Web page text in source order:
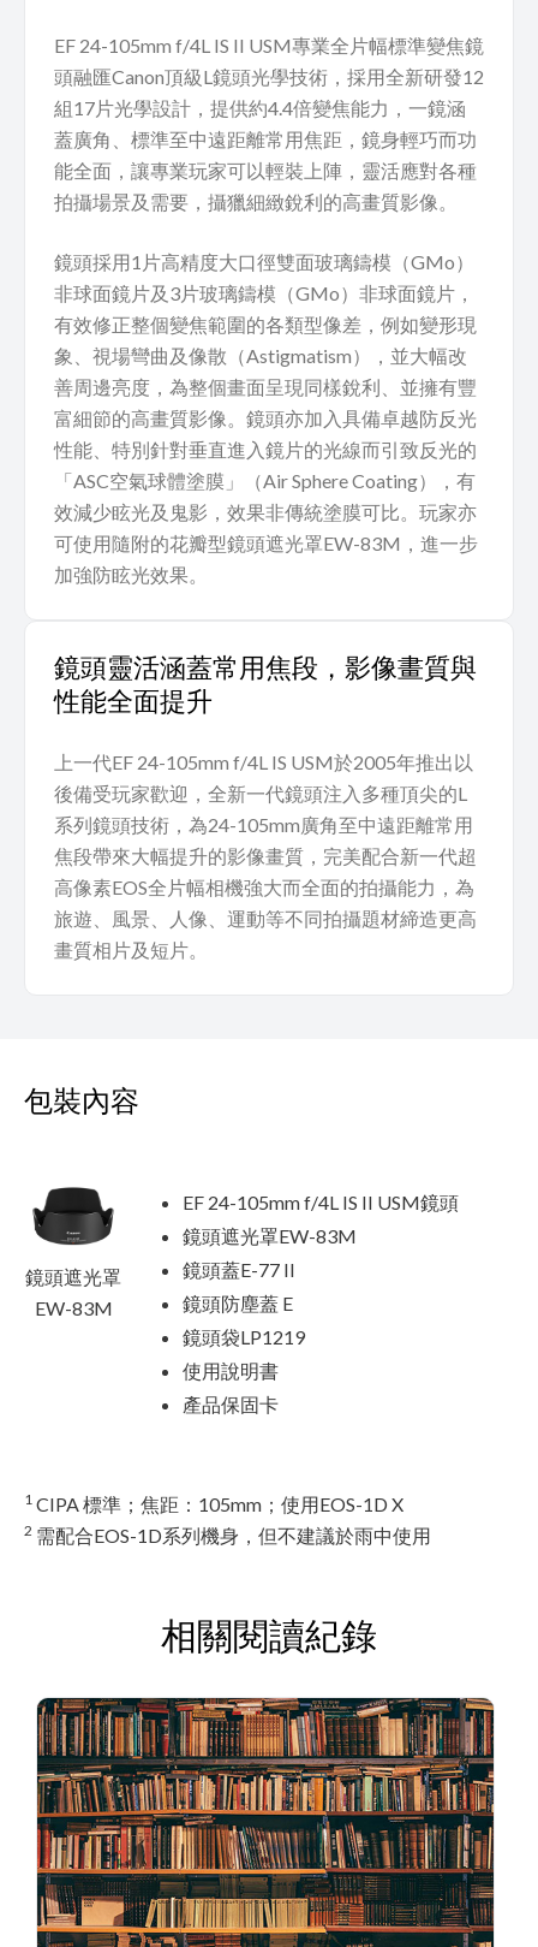
EF 24-105mm f/4L IS II USM專業全片幅標準變焦鏡
頭融匯Canon頂級L鏡頭光學技術，採用全新研發12
組17片光學設計，提供約4.4倍變焦能力，一鏡涵
蓋廣角、標準至中遠距離常用焦距，鏡身輕巧而功
能全面，讓專業玩家可以輕裝上陣，靈活應對各種
拍攝場景及需要，攝獵細緻銳利的高畫質影像。
鏡頭採用1片高精度大口徑雙面玻璃鑄模（GMo）
非球面鏡片及3片玻璃鑄模（GMo）非球面鏡片，
有效修正整個變焦範圍的各類型像差，例如變形現
象、視場彎曲及像散（Astigmatism），並大幅改
善周邊亮度，為整個畫面呈現同樣銳利、並擁有豐
富細節的高畫質影像。鏡頭亦加入具備卓越防反光
性能、特別針對垂直進入鏡片的光線而引致反光的
「ASC空氣球體塗膜」（Air Sphere Coating），有
效減少眩光及鬼影，效果非傳統塗膜可比。玩家亦
可使用隨附的花瓣型鏡頭遮光罩EW-83M，進一步
加強防眩光效果。
鏡頭靈活涵蓋常用焦段，影像畫質與
性能全面提升
上一代EF 24-105mm f/4L IS USM於2005年推出以
後備受玩家歡迎，全新一代鏡頭注入多種頂尖的L
系列鏡頭技術，為24-105mm廣角至中遠距離常用
焦段帶來大幅提升的影像畫質，完美配合新一代超
高像素EOS全片幅相機強大而全面的拍攝能力，為
旅遊、風景、人像、運動等不同拍攝題材締造更高
畫質相片及短片。
包裝內容
鏡頭遮光罩
EW-83M
EF 24-105mm f/4L IS II USM鏡頭
鏡頭遮光罩EW-83M
鏡頭蓋E-77 II
鏡頭防塵蓋 E
鏡頭袋LP1219
使用說明書
產品保固卡
1 CIPA 標準；焦距：105mm；使用EOS-1D X
2 需配合EOS-1D系列機身，但不建議於雨中使用
相關閱讀紀錄